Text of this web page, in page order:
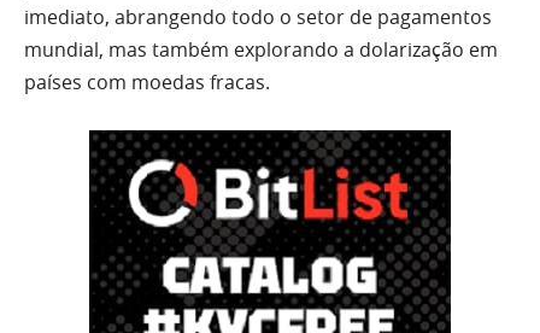
imediato, abrangendo todo o setor de pagamentos
mundial, mas também explorando a dolarização em
países com moedas fracas.